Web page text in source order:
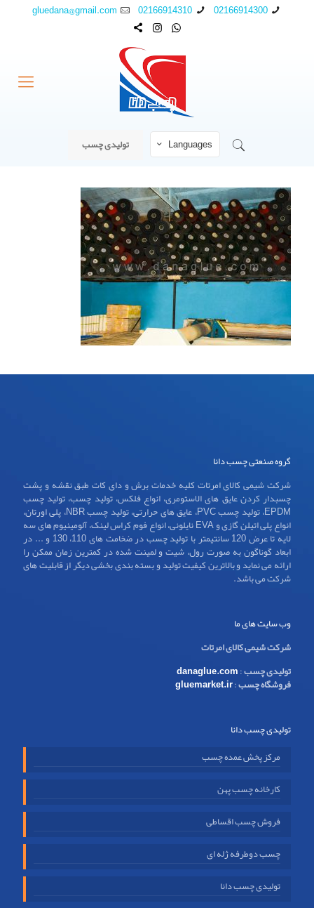
02166914300
02166914310
gluedana@gmail.com
Languages تولیدی چسب
گروه صنعتی چسب دانا
شرکت شیمی کالای امرتات کلیه خدمات برش و دای کات طبق نقشه و پشت
چسبدار کردن عایق های الاستومری، انواع فلکس، تولید چسب، تولید چسب
EPDM، تولید چسب PVC، عایق های حرارتی، تولید چسب NBR، پلی اورتان،
انواع پلی اتیلن گازی و EVA نایلونی، انواع فوم کراس لینک، آلومینیوم های سه
لایه تا عرض 120 سانتیمتر با تولید چسب در ضخامت های 110، 130 و ... در
ابعاد گوناگون به صورت رول، شیت و لمینت شده در کمترین زمان ممکن را
ارائه می نماید و بالاترین کیفیت تولید و بسته بندی بخشی دیگر از قابلیت های
شرکت می باشد.
وب سایت های ما
شرکت شیمی کالای امرتات
تولیدی چسب:
danaglue.com
فروشگاه چسب:
gluemarket.ir
تولیدی چسب دانا
مرکز پخش عمده چسب
کارخانه چسب پهن
فروش چسب اقساطی
چسب دوطرفه ژله ای
تولیدی چسب دانا